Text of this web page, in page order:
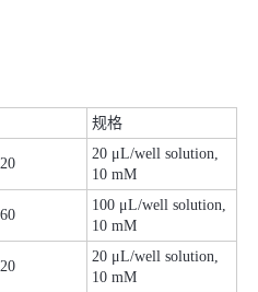
规格
20 μL/well solution,
10 mM
100 μL/well solution,
10 mM
20 μL/well solution,
10 mM